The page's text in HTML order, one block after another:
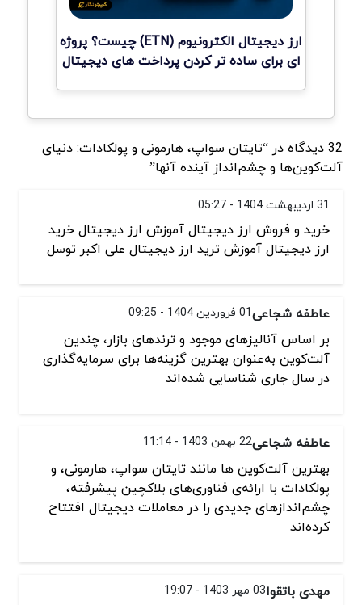
ارز دیجیتال الکترونیوم (ETN) چیست؟ پروژه
ای برای ساده تر کردن پرداخت های دیجیتال
32 دیدگاه در “تایتان سواپ، هارمونی و پولکادات: دنیای
آلت‌کوین‌ها و چشم‌انداز آینده آنها”
31 اردیبهشت 1404 - 05:27
خرید و فروش ارز دیجیتال آموزش ارز دیجیتال خرید
ارز دیجیتال آموزش ترید ارز دیجیتال علی اکبر توسل
عاطفه شجاعی01 فروردین 1404 - 09:25
بر اساس آنالیزهای موجود و ترندهای بازار، چندین
آلت‌کوین به‌عنوان بهترین گزینه‌ها برای سرمایه‌گذاری
در سال جاری شناسایی شده‌اند
عاطفه شجاعی22 بهمن 1403 - 11:14
بهترین آلت‌کوین‌ ها مانند تایتان سواپ، هارمونی، و
پولکادات با ارائه‌ی فناوری‌های بلاکچین پیشرفته،
چشم‌اندازهای جدیدی را در معاملات دیجیتال افتتاح
کرده‌اند
مهدی باتقوا03 مهر 1403 - 19:07